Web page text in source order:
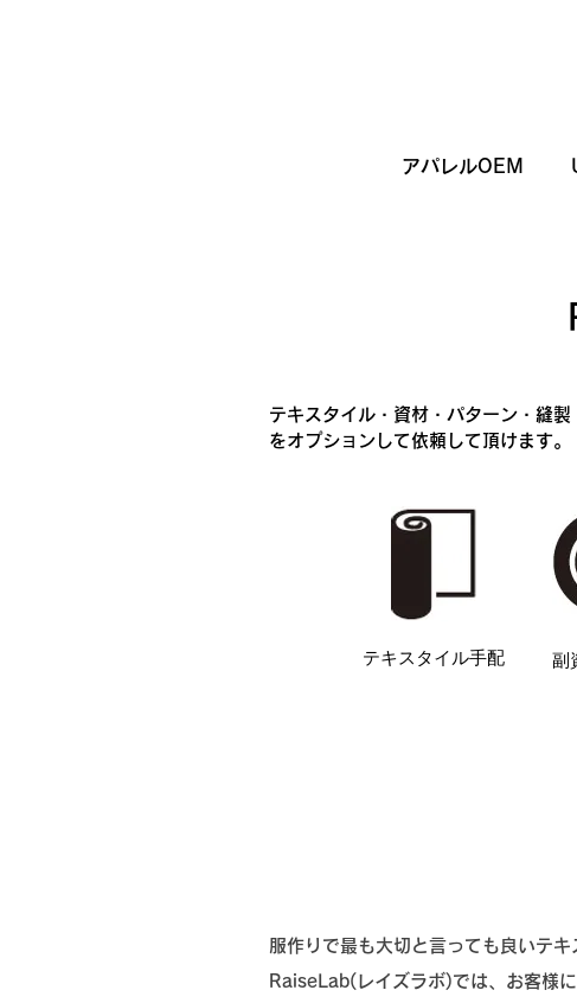
アパレルOEM
テキスタイル・資材・パターン・縫
をオプションして依頼して頂けます。​
​テキスタイル手配 副
服作りで最も大切と言っても良いテキ
RaiseLab(レイズラボ)では、お客様